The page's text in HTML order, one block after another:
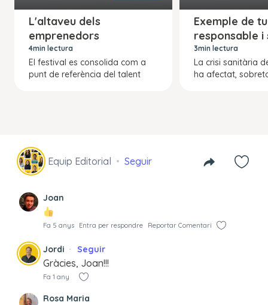
L'altaveu dels
emprenedors
4min lectura
El festival es consolida com a
punt de referència del talent
Exemple de
responsable i
3min lectura
La crisi sanitària
ha afectat,
Equip Editorial Seguir
Joan
Fa 5 anys Entra per respondre Reportar Comentari
Jordi Seguir
Gràcies, Joan!!!
Fa 1 any
Rosa Maria